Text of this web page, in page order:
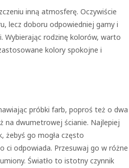
inną atmosferę. Oczywiście
lecz doboru odpowiedniej gamy i
Wybierając rodzinę kolorów, warto
kolory spokojne i
próbki farb, poproś też o dwa
na dwumetrowej ścianie. Najlepiej
żebyś go mogła często
ci odpowiada. Przesuwaj go w różne
Światło to istotny czynnik